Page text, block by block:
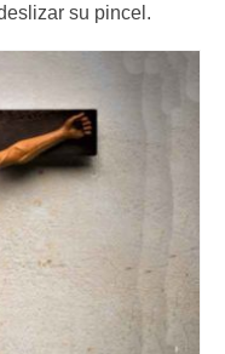
su pincel.